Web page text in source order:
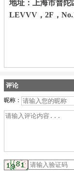
地址：上海市普
LEVVV，2F，
评论
昵称：